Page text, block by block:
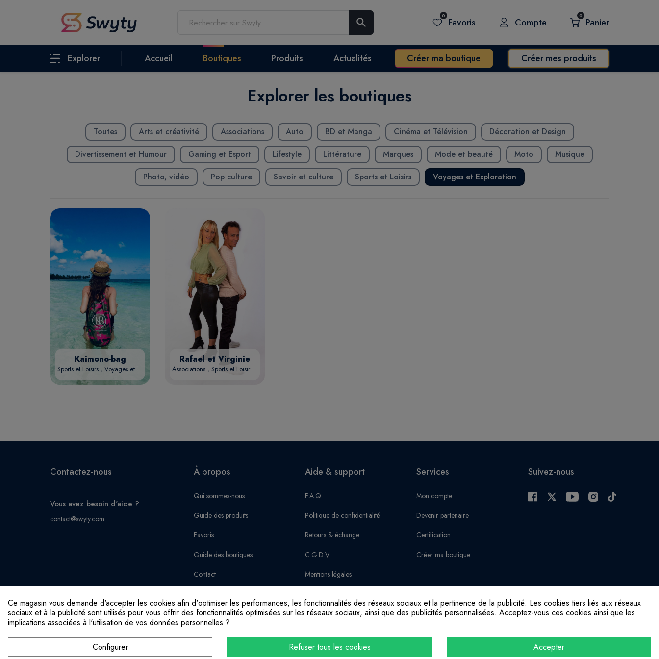
search Favoris
0
Compte Panier
0
Explorer Accueil Boutiques Produits Actualités Créer ma boutique Créer mes produits
Explorer les boutiques
Toutes Arts et créativité Associations Auto BD et Manga Cinéma et Télévision
Décoration et Design
Divertissement et Humour
Gaming et Esport Lifestyle Littérature Marques Mode et beauté Moto
Musique
Photo, vidéo
Pop culture Savoir et culture Sports et Loisirs Voyages et Exploration
Kaimono-bag
Sports et Loisirs , Voyages et Exploration
Rafael et Virginie
Associations , Sports et Loisirs , Voyages et Exploration
Contactez-nous
Vous avez besoin d'aide ?
contact@swyty.com
À propos
Qui sommes-nous
Guide des produits
Favoris
Guide des boutiques
Contact
Aide & support
F.A.Q
Politique de confidentialité
Retours & échange
C.G.D.V
Mentions légales
Services
Mon compte
Devenir partenaire
Certification
Créer ma boutique
Suivez-nous
Ce magasin vous demande d'accepter les cookies afin d'optimiser les performances, les fonctionnalités des réseaux sociaux et la pertinence de la publicité. Les cookies tiers liés aux réseaux
sociaux et à la publicité sont utilisés pour vous offrir des fonctionnalités optimisées sur les réseaux sociaux, ainsi que des publicités personnalisées. Acceptez-vous ces cookies ainsi que les
implications associées à l'utilisation de vos données personnelles ?
Accepter
Refuser tous les cookies
Configurer